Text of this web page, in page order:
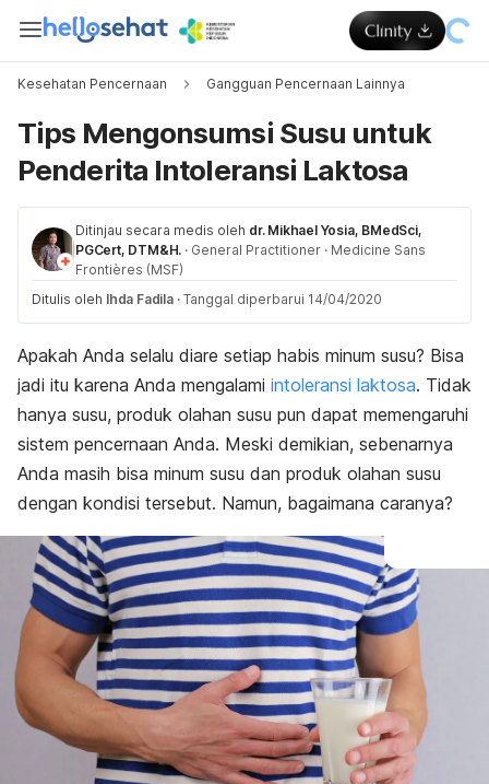
Kesehatan Pencernaan Gangguan Pencernaan Lainnya
Tips Mengonsumsi Susu untuk
Penderita Intoleransi Laktosa
Ditinjau secara medis oleh dr. Mikhael Yosia, BMedSci,
PGCert, DTM&H. · General Practitioner · Medicine Sans
Frontières (MSF)
Ditulis oleh Ihda Fadila · Tanggal diperbarui 14/04/2020
Apakah Anda selalu diare setiap habis minum susu? Bisa
jadi itu karena Anda mengalami intoleransi laktosa. Tidak
hanya susu, produk olahan susu pun dapat memengaruhi
sistem pencernaan Anda. Meski demikian, sebenarnya
Anda masih bisa minum susu dan produk olahan susu
dengan kondisi tersebut. Namun, bagaimana caranya?